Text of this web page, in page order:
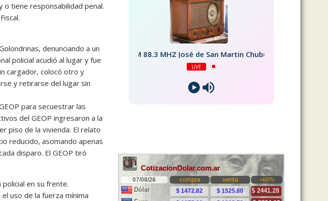
o tiene responsabilidad penal.
denunciando a un
policial acudió al lugar y fue
cargador, colocó otro y
y retirarse del lugar sin
para secuestrar las
del GEOP ingresaron a la
piso de la vivienda. El relato
reducido, asomando apenas
disparo. El GEOP tiró
en su frente.
uso de la fuerza mínima
FM 88.3 MHZ José de San Martin Chubut
LIVE